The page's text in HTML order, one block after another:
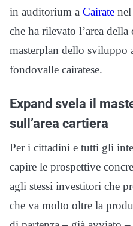
in auditorium a Cairate
che ha rilevato l’area
masterplan dello sviluppo
fondovalle cairatese.
Expand svela il
sull’area cartiera
Per i cittadini e tutti gli
capire le prospettive
agli stessi investitori che
che va molto oltre la